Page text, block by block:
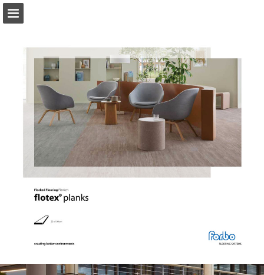
Pagina overzicht
Gerelateerde Publicaties
Download PDF
Privacybeleid bekijken